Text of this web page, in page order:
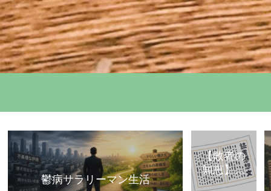
鬱病サラリーマン生活
【敗者の
知恵】古
典・歴史